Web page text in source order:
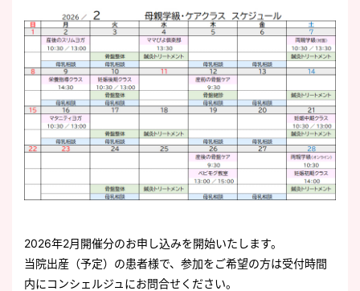
2026年2月開催分のお申し込みを開始いたします。
当院出産（予定）の患者様で、参加をご希望の方は受付時間
内にコンシェルジュにお問合せください。